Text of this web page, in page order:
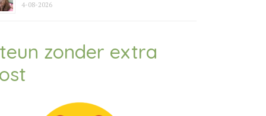
4-08-2026
zonder extra